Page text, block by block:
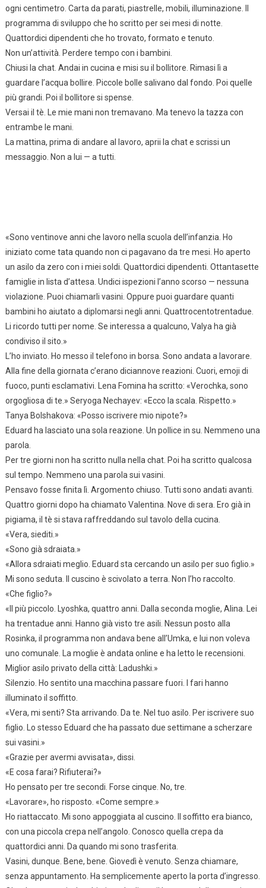
ogni centimetro. Carta da parati, piastrelle, mobili, illuminazione. Il
programma di sviluppo che ho scritto per sei mesi di notte.
Quattordici dipendenti che ho trovato, formato e tenuto.
Non un’attività. Perdere tempo con i bambini.
Chiusi la chat. Andai in cucina e misi su il bollitore. Rimasi lì a
guardare l’acqua bollire. Piccole bolle salivano dal fondo. Poi quelle
più grandi. Poi il bollitore si spense.
Versai il tè. Le mie mani non tremavano. Ma tenevo la tazza con
entrambe le mani.
La mattina, prima di andare al lavoro, aprii la chat e scrissi un
messaggio. Non a lui — a tutti.
«Sono ventinove anni che lavoro nella scuola dell’infanzia. Ho
iniziato come tata quando non ci pagavano da tre mesi. Ho aperto
un asilo da zero con i miei soldi. Quattordici dipendenti. Ottantasette
famiglie in lista d’attesa. Undici ispezioni l’anno scorso — nessuna
violazione. Puoi chiamarli vasini. Oppure puoi guardare quanti
bambini ho aiutato a diplomarsi negli anni. Quattrocentotrentadue.
Li ricordo tutti per nome. Se interessa a qualcuno, Valya ha già
condiviso il sito.»
L’ho inviato. Ho messo il telefono in borsa. Sono andata a lavorare.
Alla fine della giornata c’erano diciannove reazioni. Cuori, emoji di
fuoco, punti esclamativi. Lena Fomina ha scritto: «Verochka, sono
orgogliosa di te.» Seryoga Nechayev: «Ecco la scala. Rispetto.»
Tanya Bolshakova: «Posso iscrivere mio nipote?»
Eduard ha lasciato una sola reazione. Un pollice in su. Nemmeno una
parola.
Per tre giorni non ha scritto nulla nella chat. Poi ha scritto qualcosa
sul tempo. Nemmeno una parola sui vasini.
Pensavo fosse finita lì. Argomento chiuso. Tutti sono andati avanti.
Quattro giorni dopo ha chiamato Valentina. Nove di sera. Ero già in
pigiama, il tè si stava raffreddando sul tavolo della cucina.
«Vera, siediti.»
«Sono già sdraiata.»
«Allora sdraiati meglio. Eduard sta cercando un asilo per suo figlio.»
Mi sono seduta. Il cuscino è scivolato a terra. Non l’ho raccolto.
«Che figlio?»
«Il più piccolo. Lyoshka, quattro anni. Dalla seconda moglie, Alina. Lei
ha trentadue anni. Hanno già visto tre asili. Nessun posto alla
Rosinka, il programma non andava bene all’Umka, e lui non voleva
uno comunale. La moglie è andata online e ha letto le recensioni.
Miglior asilo privato della città: Ladushki.»
Silenzio. Ho sentito una macchina passare fuori. I fari hanno
illuminato il soffitto.
«Vera, mi senti? Sta arrivando. Da te. Nel tuo asilo. Per iscrivere suo
figlio. Lo stesso Eduard che ha passato due settimane a scherzare
sui vasini.»
«Grazie per avermi avvisata», dissi.
«E cosa farai? Rifiuterai?»
Ho pensato per tre secondi. Forse cinque. No, tre.
«Lavorare», ho risposto. «Come sempre.»
Ho riattaccato. Mi sono appoggiata al cuscino. Il soffitto era bianco,
con una piccola crepa nell’angolo. Conosco quella crepa da
quattordici anni. Da quando mi sono trasferita.
Vasini, dunque. Bene, bene. Giovedì è venuto. Senza chiamare,
senza appuntamento. Ha semplicemente aperto la porta d’ingresso.